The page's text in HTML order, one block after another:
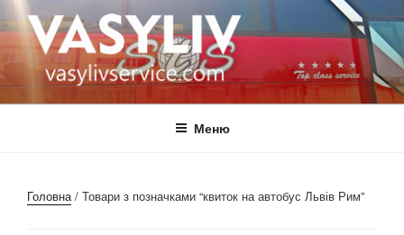
Перейти
до
вмісту
ВАСИЛІВ
автобус Україна Італія
Меню
Головна/ Товари з позначками “квиток на автобус Львів Рим”